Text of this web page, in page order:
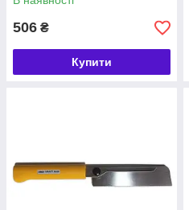
506 ₴
Купити